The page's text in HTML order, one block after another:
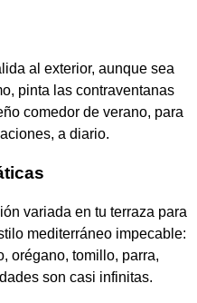
al exterior, aunque sea
pinta las contraventanas
comedor de verano, para
a diario.
variada en tu terraza para
mediterráneo impecable:
orégano, tomillo, parra,
son casi infinitas.